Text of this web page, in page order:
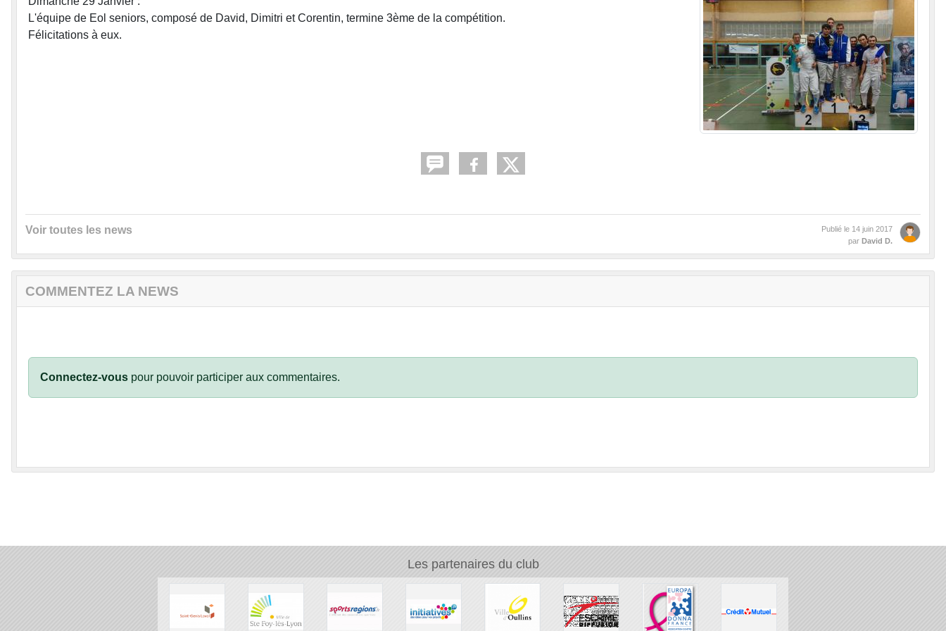
L'équipe de Eol seniors, composé de David, Dimitri et Corentin, termine 3ème de la compétition.
Félicitations à eux.
Voir toutes les news Publié le 14 juin 2017
par David D.
COMMENTEZ LA NEWS
Connectez-vous pour pouvoir participer aux commentaires.
Les partenaires du club